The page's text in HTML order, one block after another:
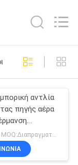
διαδικτυακή
αντλία
πηγής αέρα
νερού
negotiable MOQ:Διαπραγματεύσιμος